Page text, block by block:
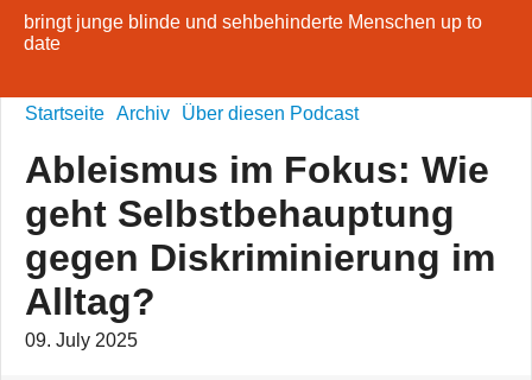
bringt junge blinde und sehbehinderte Menschen up to
date
Startseite Archiv Über diesen Podcast
Ableismus im Fokus: Wie
geht Selbstbehauptung
gegen Diskriminierung im
Alltag?
09. July 2025